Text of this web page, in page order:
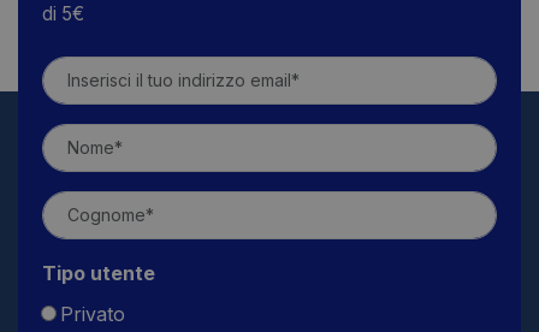
di 5€
Tipo utente
Privato